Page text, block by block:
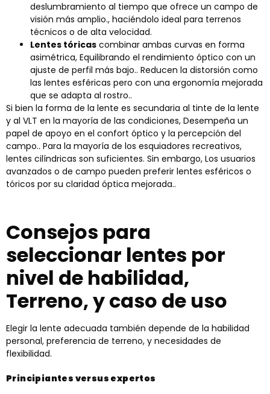
deslumbramiento al tiempo que ofrece un campo de
visión más amplio., haciéndolo ideal para terrenos
técnicos o de alta velocidad.
Lentes tóricas combinar ambas curvas en forma
asimétrica, Equilibrando el rendimiento óptico con un
ajuste de perfil más bajo.. Reducen la distorsión como
las lentes esféricas pero con una ergonomía mejorada
que se adapta al rostro..
Si bien la forma de la lente es secundaria al tinte de la lente
y al VLT en la mayoría de las condiciones, Desempeña un
papel de apoyo en el confort óptico y la percepción del
campo.. Para la mayoría de los esquiadores recreativos,
lentes cilíndricas son suficientes. Sin embargo, Los usuarios
avanzados o de campo pueden preferir lentes esféricos o
tóricos por su claridad óptica mejorada..
Consejos para
seleccionar lentes por
nivel de habilidad,
Terreno, y caso de uso
Elegir la lente adecuada también depende de la habilidad
personal, preferencia de terreno, y necesidades de
flexibilidad.
Principiantes versus expertos